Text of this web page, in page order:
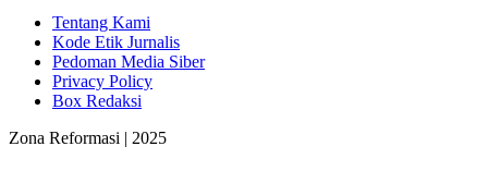
Tentang Kami
Kode Etik Jurnalis
Pedoman Media Siber
Privacy Policy
Box Redaksi
Zona Reformasi | 2025